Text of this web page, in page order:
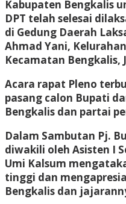
Kabupaten Bengkalis
DPT telah selesai
di Gedung Daerah
Ahmad Yani,
Kecamatan Bengkalis,
Acara rapat Pleno
pasang calon Bupati
Bengkalis dan partai
Dalam Sambutan Pj.
diwakili oleh Asisten I
Umi Kalsum
tinggi dan
Bengkalis dan